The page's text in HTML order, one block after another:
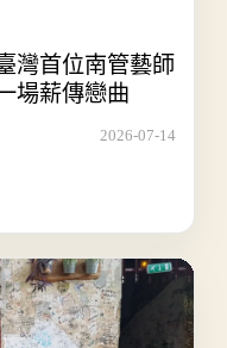
灣首位南管藝師
場薪傳戀曲
2026-07-14